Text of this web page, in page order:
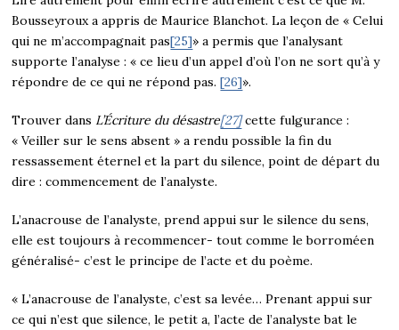
Bousseyroux a appris de Maurice Blanchot. La leçon de « Celui
qui ne m’accompagnait pas[25]» a permis que l’analysant
supporte l’analyse : « ce lieu d’un appel d’où l’on ne sort qu’à y
répondre de ce qui ne répond pas.[26]».
Trouver dans L’Écriture du désastre[27]cette fulgurance :
« Veiller sur le sens absent » a rendu possible la fin du
ressassement éternel et la part du silence, point de départ du
dire : commencement de l’analyste.
L’anacrouse de l’analyste, prend appui sur le silence du sens,
elle est toujours à recommencer- tout comme le borroméen
généralisé- c’est le principe de l’acte et du poème.
« L’anacrouse de l’analyste, c’est sa levée… Prenant appui sur
ce qui n’est que silence, le petit a, l’acte de l’analyste bat le